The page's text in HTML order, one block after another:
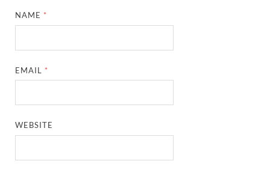
NAME *
EMAIL *
WEBSITE